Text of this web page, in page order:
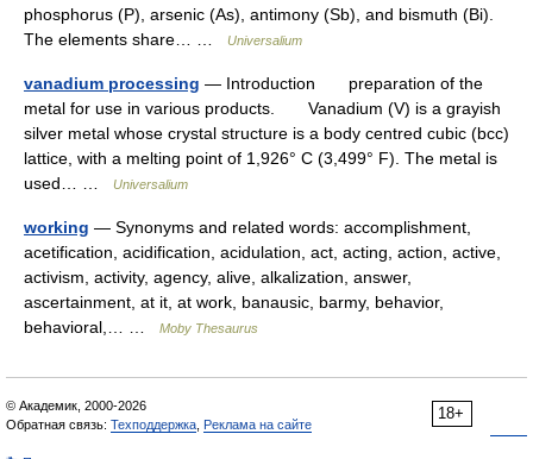
phosphorus (P), arsenic (As), antimony (Sb), and bismuth (Bi).
The elements share… …
Universalium
vanadium processing — Introduction preparation of the
metal for use in various products. Vanadium (V) is a grayish
silver metal whose crystal structure is a body centred cubic (bcc)
lattice, with a melting point of 1,926° C (3,499° F). The metal is
used… …
Universalium
working — Synonyms and related words: accomplishment,
acetification, acidification, acidulation, act, acting, action, active,
activism, activity, agency, alive, alkalization, answer,
ascertainment, at it, at work, banausic, barmy, behavior,
behavioral,… …
Moby Thesaurus
18+
© Академик, 2000-2026
Обратная связь: Техподдержка Реклама на сайте